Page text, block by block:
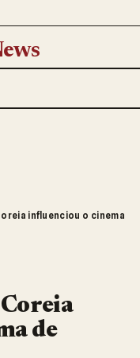
influenciou o cinema
de